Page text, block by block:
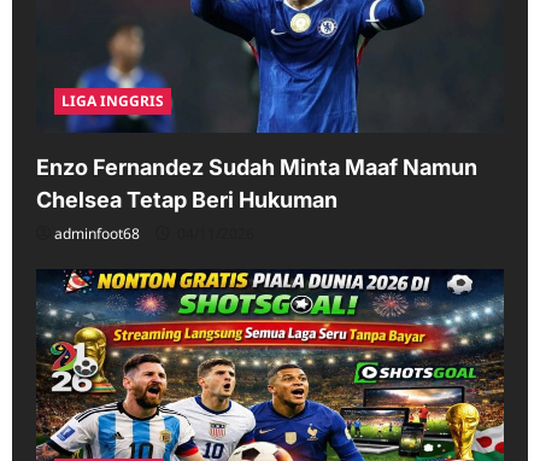
LIGA INGGRIS
Enzo Fernandez Sudah Minta Maaf Namun
Chelsea Tetap Beri Hukuman
adminfoot68